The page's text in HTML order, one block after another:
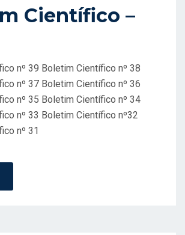
Científico –
nº 39 Boletim Científico nº 38
nº 37 Boletim Científico nº 36
nº 35 Boletim Científico nº 34
nº 33 Boletim Científico nº32
nº 31